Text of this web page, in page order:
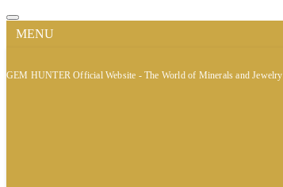
MENU
GEM HUNTER Official Website - The World of Minerals and Jewelry